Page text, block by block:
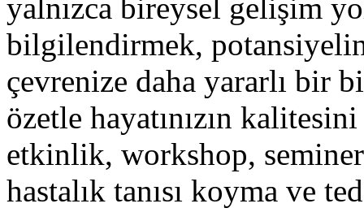
yalnızca bireysel gelişim
bilgilendirmek,
çevrenize daha yararlı bir
özetle hayatınızın
etkinlik, workshop,
hastalık tanısı koyma ve